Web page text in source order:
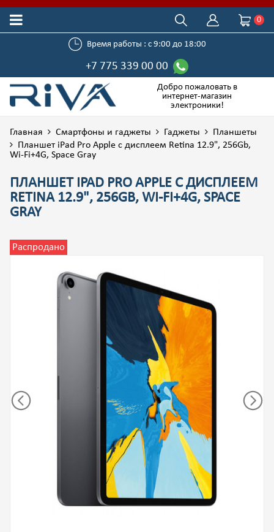
0
Время работы : с 9:00 до 18:00
+7 775 339 00 00
Добро пожаловать в
интернет-магазин
электроники!
Главная Смартфоны и гаджеты Гаджеты
Планшеты
Планшет iPad Pro Apple c дисплеем Retina 12.9", 256Gb,
Wi-Fi+4G, Space Gray
ПЛАНШЕТ IPAD PRO APPLE C ДИСПЛЕЕМ
RETINA 12.9", 256GB, WI-FI+4G, SPACE
GRAY
Распродано